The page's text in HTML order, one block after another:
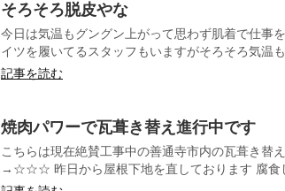
そろそろ脱皮やな
今日は気温もグングン上がって思わず肌着で仕
イツを履いてるスタッフもいますがそろそろ気温
記事を読む
焼肉パワーで瓦葺き替え進行中です
こちらは現在絶賛工事中の善通寺市内の瓦葺き替
→☆☆☆ 昨日から屋根下地を直しております 腐食